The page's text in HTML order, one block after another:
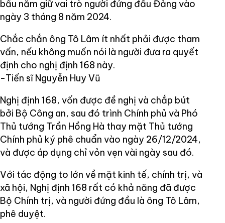
bầu nắm giữ vai trò người đứng đầu Đảng vào
ngày 3 tháng 8 năm 2024.
Chắc chắn ông Tô Lâm ít nhất phải được tham
vấn, nếu không muốn nói là người đưa ra quyết
định cho nghị định 168 này.
-Tiến sĩ Nguyễn Huy Vũ
Nghị định 168, vốn được đề nghị và chắp bút
bởi Bộ Công an, sau đó trình Chính phủ và Phó
Thủ tướng Trần Hồng Hà thay mặt Thủ tướng
Chính phủ ký phê chuẩn vào ngày 26/12/2024,
và được áp dụng chỉ vỏn vẹn vài ngày sau đó.
Với tác động to lớn về mặt kinh tế, chính trị, và
xã hội, Nghị định 168 rất có khả năng đã được
Bộ Chính trị, và người đứng đầu là ông Tô Lâm,
phê duyệt.